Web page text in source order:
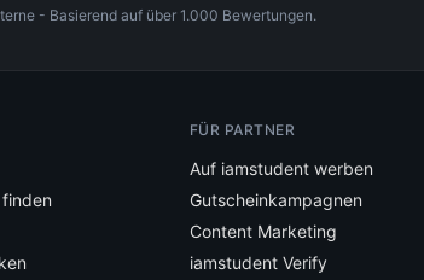
- Basierend auf über 1.000 Bewertungen.
FÜR PARTNER
Auf iamstudent werben
Gutscheinkampagnen
Content Marketing
iamstudent Verify